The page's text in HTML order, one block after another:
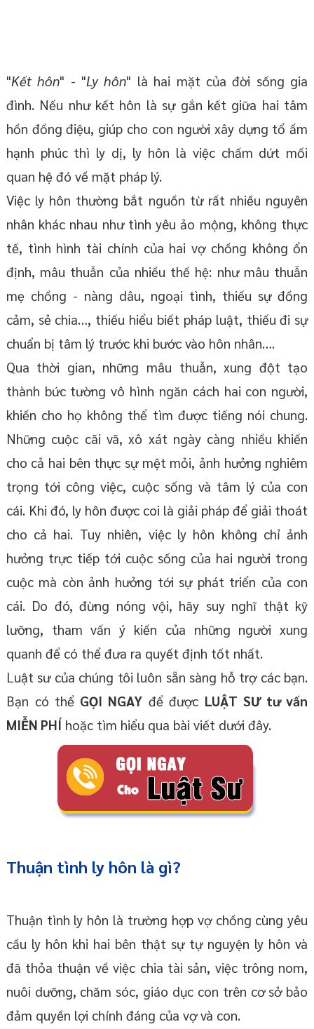
"Kết hôn" - "Ly hôn" là hai mặt của đời sống gia
đình. Nếu như kết hôn là sự gắn kết giữa hai tâm
hồn đồng điệu, giúp cho con người xây dựng tổ ấm
hạnh phúc thì ly dị, ly hôn là việc chấm dứt mối
quan hệ đó về mặt pháp lý.
Việc ly hôn thường bắt nguồn từ rất nhiều nguyên
nhân khác nhau như tình yêu ảo mộng, không thực
tế, tình hình tài chính của hai vợ chồng không ổn
định, mâu thuẫn của nhiều thế hệ: như mâu thuẫn
mẹ chồng - nàng dâu, ngoại tình, thiếu sự đồng
cảm, sẻ chia…, thiếu hiểu biết pháp luật, thiếu đi sự
chuẩn bị tâm lý trước khi bước vào hôn nhân….
Qua thời gian, những mâu thuẫn, xung đột tạo
thành bức tường vô hình ngăn cách hai con người,
khiến cho họ không thể tìm được tiếng nói chung.
Những cuộc cãi vã, xô xát ngày càng nhiều khiến
cho cả hai bên thực sự mệt mỏi, ảnh hưởng nghiêm
trọng tới công việc, cuộc sống và tâm lý của con
cái. Khi đó, ly hôn được coi là giải pháp để giải thoát
cho cả hai. Tuy nhiên, việc ly hôn không chỉ ảnh
hưởng trực tiếp tới cuộc sống của hai người trong
cuộc mà còn ảnh hưởng tới sự phát triển của con
cái. Do đó, đừng nóng vội, hãy suy nghĩ thật kỹ
lưỡng, tham vấn ý kiến của những người xung
quanh để có thể đưa ra quyết định tốt nhất.
Luật sư của chúng tôi luôn sẵn sàng hỗ trợ các bạn.
Bạn có thể GỌI NGAYđể được LUẬT SƯ tư vấn
MIỄN PHÍhoặc tìm hiểu qua bài viết dưới đây.
Thuận tình ly hôn là gì?
Thuận tình ly hôn là trường hợp vợ chồng cùng yêu
cầu ly hôn khi hai bên thật sự tự nguyện ly hôn và
đã thỏa thuận về việc chia tài sản, việc trông nom,
nuôi dưỡng, chăm sóc, giáo dục con trên cơ sở bảo
đảm quyền lợi chính đáng của vợ và con.